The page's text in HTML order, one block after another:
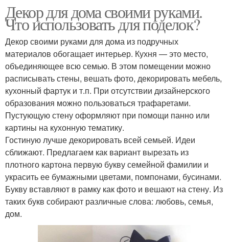
Декор для дома своими руками.
Что использовать для поделок?
Декор своими руками для дома из подручных
материалов обогащает интерьер. Кухня — это место,
объединяющее всю семью. В этом помещении можно
расписывать стены, вешать фото, декорировать мебель,
кухонный фартук и т.п. При отсутствии дизайнерского
образования можно пользоваться трафаретами.
Пустующую стену оформляют при помощи панно или
картины на кухонную тематику.
Гостиную лучше декорировать всей семьей. Идеи
сближают. Предлагаем как вариант вырезать из
плотного картона первую букву семейной фамилии и
украсить ее бумажными цветами, помпонами, бусинами.
Букву вставляют в рамку как фото и вешают на стену. Из
таких букв собирают различные слова: любовь, семья,
дом.